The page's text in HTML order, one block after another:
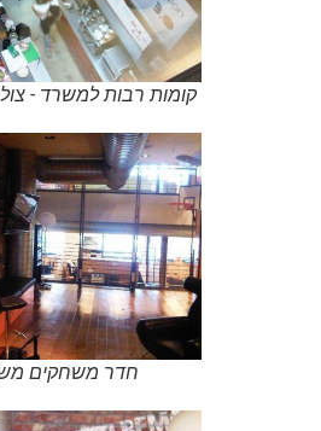
קומות רבות למשרד -
חדר משחקים